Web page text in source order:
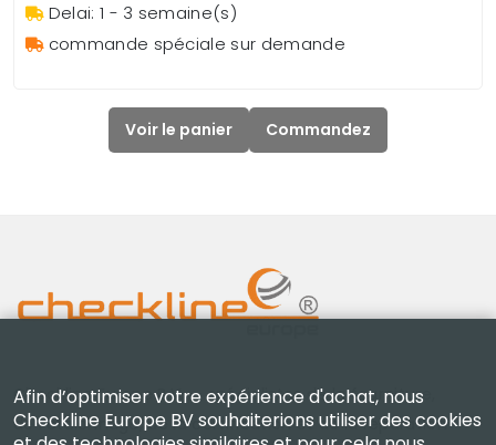
Delai: 1 - 3 semaine(s)
commande spéciale sur demande
Voir le panier Commandez
Checkline Europe B.V. — spécialistes de la fourniture,
de l'étalonnage, de la certification et de la réparation
Afin d’optimiser votre expérience d'achat, nous
Checkline Europe BV souhaiterions utiliser des cookies